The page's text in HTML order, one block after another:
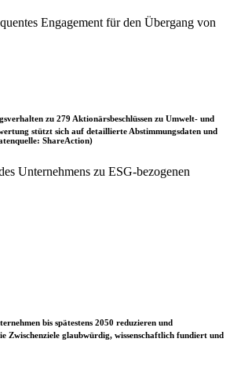
Engagement für den Übergang von
zu 279 Aktionärsbeschlüssen zu Umwelt- und
stützt sich auf detaillierte Abstimmungsdaten und
ShareAction)
Unternehmens zu ESG-bezogenen
bis spätestens 2050 reduzieren und
Zwischenziele glaubwürdig, wissenschaftlich fundiert und